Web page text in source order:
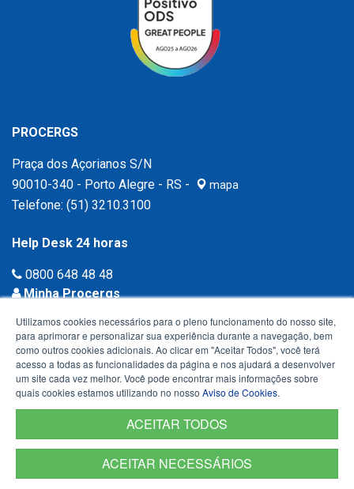
PROCERGS
Praça dos Açorianos S/N
90010-340 - Porto Alegre - RS -
mapa
Telefone: (51) 3210.3100
Help Desk 24 horas
0800 648 48 48
Minha Procergs
Termos de Uso
Utilizamos cookies necessários para o pleno funcionamento do nosso site,
para aprimorar e personalizar sua experiência durante a navegação, bem
como outros cookies adicionais. Ao clicar em "Aceitar Todos", você terá
acesso a todas as funcionalidades da página e nos ajudará a desenvolver
um site cada vez melhor. Você pode encontrar mais informações sobre
quais cookies estamos utilizando no nosso Aviso de Cookies.
ACEITAR TODOS
ACEITAR NECESSÁRIOS